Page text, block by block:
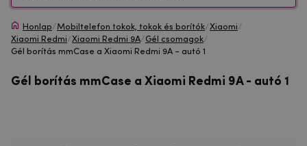
Honlap/Mobiltelefon tokok, tokok és borítók/Xiaomi/
Xiaomi Redmi/Xiaomi Redmi 9A/Gél csomagok/
Gél borítás mmCase a Xiaomi Redmi 9A - autó 1
Gél borítás mmCase a Xiaomi Redmi 9A - autó 1